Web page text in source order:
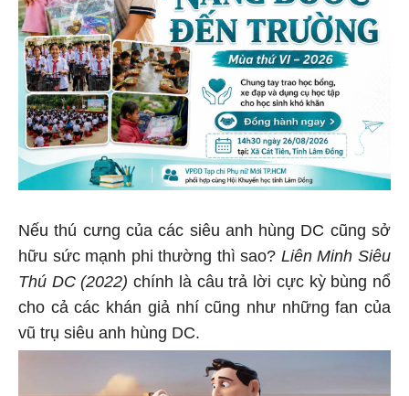
Nếu thú cưng của các siêu anh hùng DC cũng sở
hữu sức mạnh phi thường thì sao? Liên Minh Siêu
Thú DC (2022) chính là câu trả lời cực kỳ bùng nổ
cho cả các khán giả nhí cũng như những fan của
vũ trụ siêu anh hùng DC.